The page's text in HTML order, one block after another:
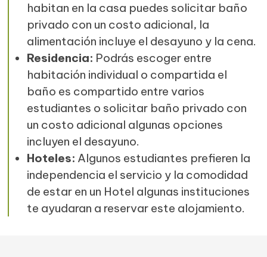
habitan en la casa puedes solicitar baño
privado con un costo adicional, la
alimentación incluye el desayuno y la cena.
Residencia: Podrás escoger entre
habitación individual o compartida el
baño es compartido entre varios
estudiantes o solicitar baño privado con
un costo adicional algunas opciones
incluyen el desayuno.
Hoteles: Algunos estudiantes prefieren la
independencia el servicio y la comodidad
de estar en un Hotel algunas instituciones
te ayudaran a reservar este alojamiento.